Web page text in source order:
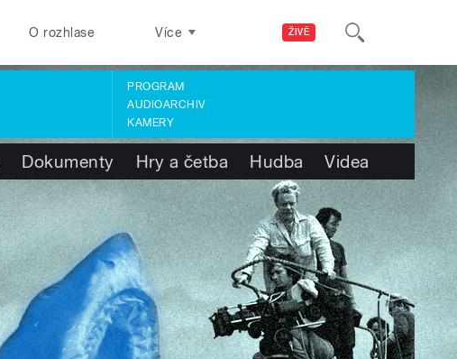
ŽIVĚ
O rozhlase Více
PROGRAM
AUDIOARCHIV
KAMERY
Dokumenty Hry a četba Hudba Videa